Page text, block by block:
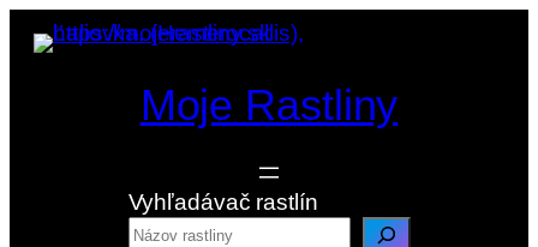
Prejsť
na
Moje Rastliny
Vyhľadávač rastlín